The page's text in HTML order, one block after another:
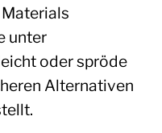
unter
oder spröde
Alternativen